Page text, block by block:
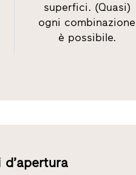
superfici. (Quasi)
ogni combinazione
è possibile.
d’apertura